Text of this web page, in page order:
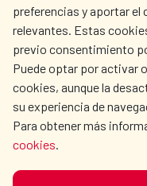
preferencias y aportar el
relevantes. Estas
previo consentimiento
Puede optar por activar
cookies, aunque la
su experiencia de
Para obtener más
cookies.
OUR SOCIAL MEDIA